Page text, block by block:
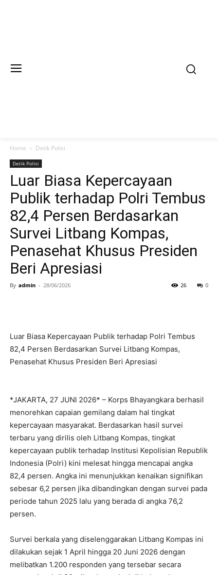
Home Detik Polisi
Detik Polisi
Luar Biasa Kepercayaan
Publik terhadap Polri Tembus
82,4 Persen Berdasarkan
Survei Litbang Kompas,
Penasehat Khusus Presiden
Beri Apresiasi
By admin - 28/06/2026 0
26
Luar Biasa Kepercayaan Publik terhadap Polri Tembus
82,4 Persen Berdasarkan Survei Litbang Kompas,
Penasehat Khusus Presiden Beri Apresiasi
*JAKARTA, 27 JUNI 2026* – Korps Bhayangkara berhasil
menorehkan capaian gemilang dalam hal tingkat
kepercayaan masyarakat. Berdasarkan hasil survei
terbaru yang dirilis oleh Litbang Kompas, tingkat
kepercayaan publik terhadap Institusi Kepolisian Republik
Indonesia (Polri) kini melesat hingga mencapai angka
82,4 persen. Angka ini menunjukkan kenaikan signifikan
sebesar 6,2 persen jika dibandingkan dengan survei pada
periode tahun 2025 lalu yang berada di angka 76,2
persen.
Survei berkala yang diselenggarakan Litbang Kompas ini
dilakukan sejak 1 April hingga 20 Juni 2026 dengan
melibatkan 1.200 responden yang tersebar secara